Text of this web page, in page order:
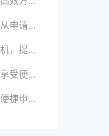
流程攻略
力？有招
验的秘籍
用超安心